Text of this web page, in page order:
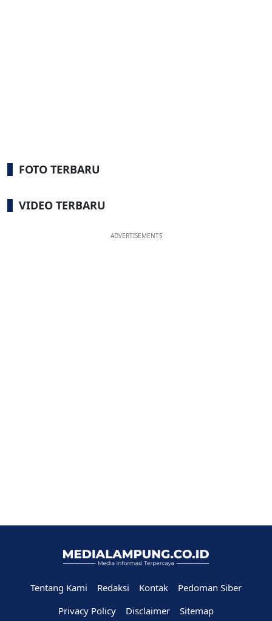
FOTO TERBARU
VIDEO TERBARU
ADVERTISEMENTS
Tentang Kami Redaksi Kontak
Pedoman Siber
Privacy Policy
Disclaimer Sitemap